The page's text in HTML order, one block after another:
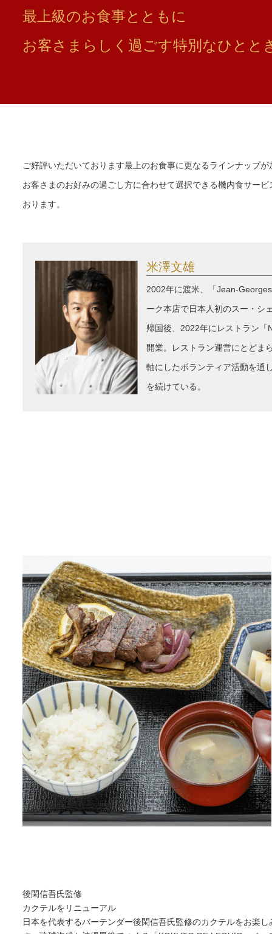
最上級のお食事とともに
お客さまらしく過ごす特別なひとと
ご好評いただいております最上のお食事に更なるラインナップ
お客さまのお好みの過ごし方に合わせて選択できる機内食サービ
おります。
米澤文雄
2002年に渡米、「Jean-
ーク本店で日本人初のスー・シ
帰国後、2022年にレストラン「
開業。レストラン運営にとどま
軸にしたボランティア活動を通
を続けている。
後閑信吾氏監修
カクテルをリニューアル
日本を代表するバーテンダー後閑信吾氏監修のカクテルをお楽し